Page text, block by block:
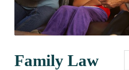
Family Law